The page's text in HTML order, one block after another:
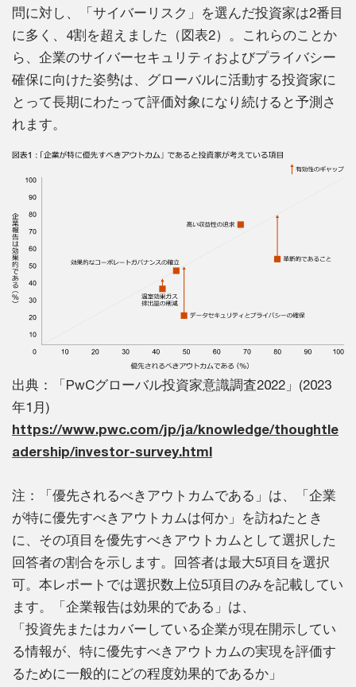
問に対し、「サイバーリスク」を選んだ投資家は2番目
に多く、4割を超えました（図表2）。これらのことか
ら、企業のサイバーセキュリティおよびプライバシー
確保に向けた姿勢は、グローバルに活動する投資家に
とって長期にわたって評価対象になり続けると予測さ
れます。
出典：「PwCグローバル投資家意識調査2022」(2023
年1月)
https://www.pwc.com/jp/ja/knowledge/thoughtle
adership/investor-survey.html
注：「優先されるべきアウトカムである」は、「企業
が特に優先すべきアウトカムは何か」を訪ねたとき
に、その項目を優先すべきアウトカムとして選択した
回答者の割合を示します。回答者は最大5項目を選択
可。本レポートでは選択数上位5項目のみを記載してい
ます。「企業報告は効果的である」は、
「投資先またはカバーしている企業が現在開示してい
る情報が、特に優先すべきアウトカムの実現を評価す
るために一般的にどの程度効果的であるか」